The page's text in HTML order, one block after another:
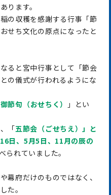
ります。
の収穫を感謝する行事「節
せち文化の原点になったと
ると宮中行事として「節会
の儀式が行われるようにな
御節句（おせちく）
」とい
「五節会（ごせちえ）」と
日、5月5日、11月の辰の
られていました。
幕府だけのものではなく、
た。